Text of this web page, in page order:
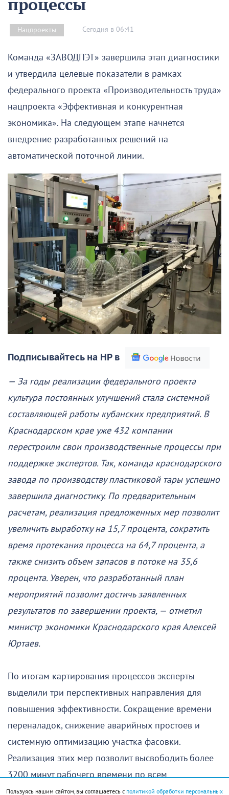
Нацпроекты Сегодня в 06:41
Команда «ЗАВОДПЭТ» завершила этап диагностики
и утвердила целевые показатели в рамках
федерального проекта «Производительность труда»
нацпроекта «Эффективная и конкурентная
экономика». На следующем этапе начнется
внедрение разработанных решений на
автоматической поточной линии.
Подписывайтесь на НР в
— За годы реализации федерального проекта
культура постоянных улучшений стала системной
составляющей работы кубанских предприятий. В
Краснодарском крае уже 432 компании
перестроили свои производственные процессы при
поддержке экспертов. Так, команда краснодарского
завода по производству пластиковой тары успешно
завершила диагностику. По предварительным
расчетам, реализация предложенных мер позволит
увеличить выработку на 15,7 процента, сократить
время протекания процесса на 64,7 процента, а
также снизить объем запасов в потоке на 35,6
процента. Уверен, что разработанный план
мероприятий позволит достичь заявленных
результатов по завершении проекта, — отметил
министр экономики Краснодарского края Алексей
Юртаев.
По итогам картирования процессов эксперты
выделили три перспективных направления для
повышения эффективности. Сокращение времени
переналадок, снижение аварийных простоев и
системную оптимизацию участка фасовки.
Реализация этих мер позволит высвободить более
3200 минут рабочего времени по всем
автоматическим линиям на производственном
Пользуясь нашим сайтом, вы соглашаетесь с политикой обработки персональных